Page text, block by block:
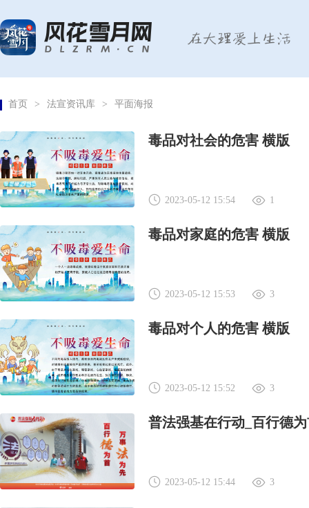
首页 > 法宣资讯库 > 平面海报
毒品对社会的危害 横版
2023-05-12 15:54 1
毒品对家庭的危害 横版
2023-05-12 15:53 3
毒品对个人的危害 横版
2023-05-12 15:52 3
普法强基在行动_百行德
2023-05-12 15:44 3